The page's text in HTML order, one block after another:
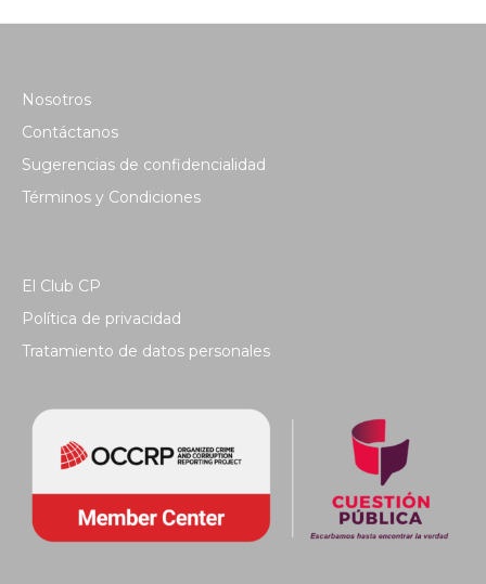
Nosotros
Contáctanos
Sugerencias de confidencialidad
Términos y Condiciones
El Club CP
Política de privacidad
Tratamiento de datos personales